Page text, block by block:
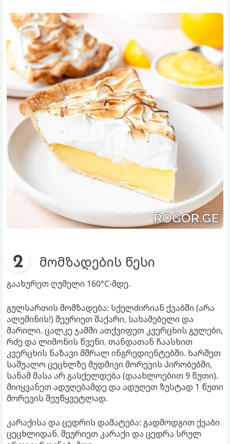
მომზადების წესი
გაახურეთ ღუმელი 160°C-მდე.
გულსართის მომზადება: სქელძირიან ქვაბში (არა
ალუმინის!) შეურიეთ შაქარი, სახამებელი და
მარილი. ცალკე ჯამში ათქვიფეთ კვერცხის გულები,
რძე და ლიმონის წვენი. თანდათან ჩაასხით
კვერცხის ნაზავი მშრალ ინგრედიენტებში. ხარშეთ
საშუალო ცეცხლზე მუდმივი მორევის პირობებში,
სანამ მასა არ გასქელდება (დაახლოებით 9 წუთი).
მიიყვანეთ ადუღებამდე და ადუღეთ ზუსტად 1 წუთი
მორევის შეუწყვეტლად.
კარაქისა და ცედრის დამატება: გადმოდგით ქვაბი
ცეცხლიდან. შეურიეთ კარაქი და ცედრა სრულ